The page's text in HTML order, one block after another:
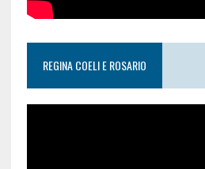
REGINA COELI E ROSARIO